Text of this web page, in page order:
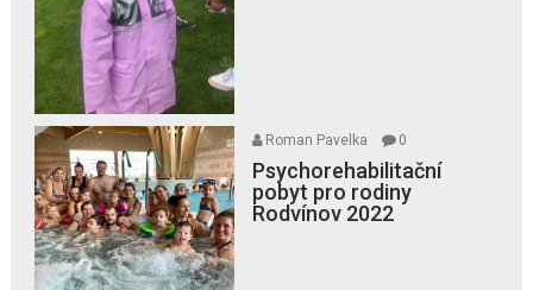
Roman Pavelka 0
Psychorehabilitační
pobyt pro rodiny
Rodvínov 2022